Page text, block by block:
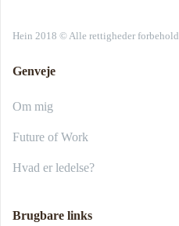
Hein 2018 © Alle rettigheder forbehold
Genveje
Om mig
Future of Work
Hvad er ledelse?
Brugbare links